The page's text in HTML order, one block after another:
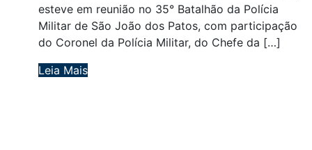
esteve em reunião no 35° Batalhão da Polícia
Militar de São João dos Patos, com participação
do Coronel da Polícia Militar, do Chefe da […]
Leia Mais